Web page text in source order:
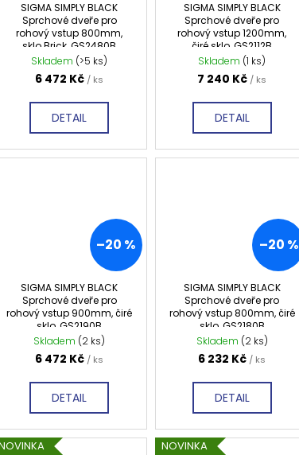
SIGMA SIMPLY BLACK
Sprchové dveře pro
rohový vstup 800mm,
sklo Brick, GS2480B
Skladem (>5 ks)
6 472 Kč / ks
DETAIL
SIGMA SIMPLY BLACK
Sprchové dveře pro
rohový vstup 1200mm,
čiré sklo, GS2112B
Skladem (1 ks)
7 240 Kč / ks
DETAIL
–20 %
SIGMA SIMPLY BLACK
Sprchové dveře pro
rohový vstup 900mm, čiré
sklo, GS2190B
Skladem (2 ks)
6 472 Kč / ks
DETAIL
–20 %
SIGMA SIMPLY BLACK
Sprchové dveře pro
rohový vstup 800mm, čiré
sklo, GS2180B
Skladem (2 ks)
6 232 Kč / ks
DETAIL
NOVINKA